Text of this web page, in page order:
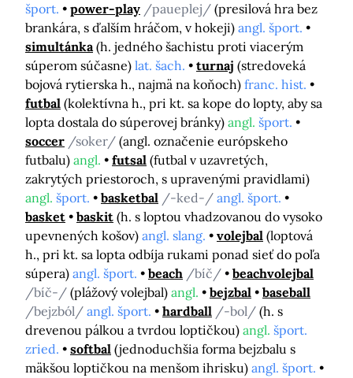
šport.
power-play /paueplej/ (presilová hra bez
brankára, s ďalším hráčom, v hokeji) angl. šport.
simultánka (h. jedného šachistu proti viacerým
súperom súčasne) lat. šach. turnaj (stredoveká
bojová rytierska h., najmä na koňoch) franc. hist.
futbal (kolektívna h., pri kt. sa kope do lopty, aby sa
lopta dostala do súperovej bránky) angl. šport.
soccer /soker/ (angl. označenie európskeho
futbalu) angl. futsal (futbal v uzavretých,
zakrytých priestoroch, s upravenými pravidlami)
angl. šport. basketbal /-ked-/ angl. šport.
basket
baskit (h. s loptou vhadzovanou do vysoko
upevnených košov) angl. slang. volejbal (loptová
h., pri kt. sa lopta odbíja rukami ponad sieť do poľa
súpera) angl. šport. beach /bíč/
beachvolejbal
/bíč-/ (plážový volejbal) angl. bejzbal
baseball
/bejzból/ angl. šport. hardball /-bol/ (h. s
drevenou pálkou a tvrdou loptičkou) angl. šport.
zried.
softbal (jednoduchšia forma bejzbalu s
mäkšou loptičkou na menšom ihrisku) angl. šport.